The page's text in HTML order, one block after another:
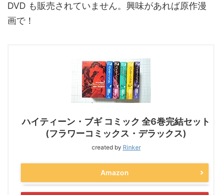
DVD も販売されていません。興味があれば原作漫
画で！
ハイティーン・ブギ コミック 全6巻完結セット
(フラワーコミックス・デラックス)
created by Rinker
Amazon